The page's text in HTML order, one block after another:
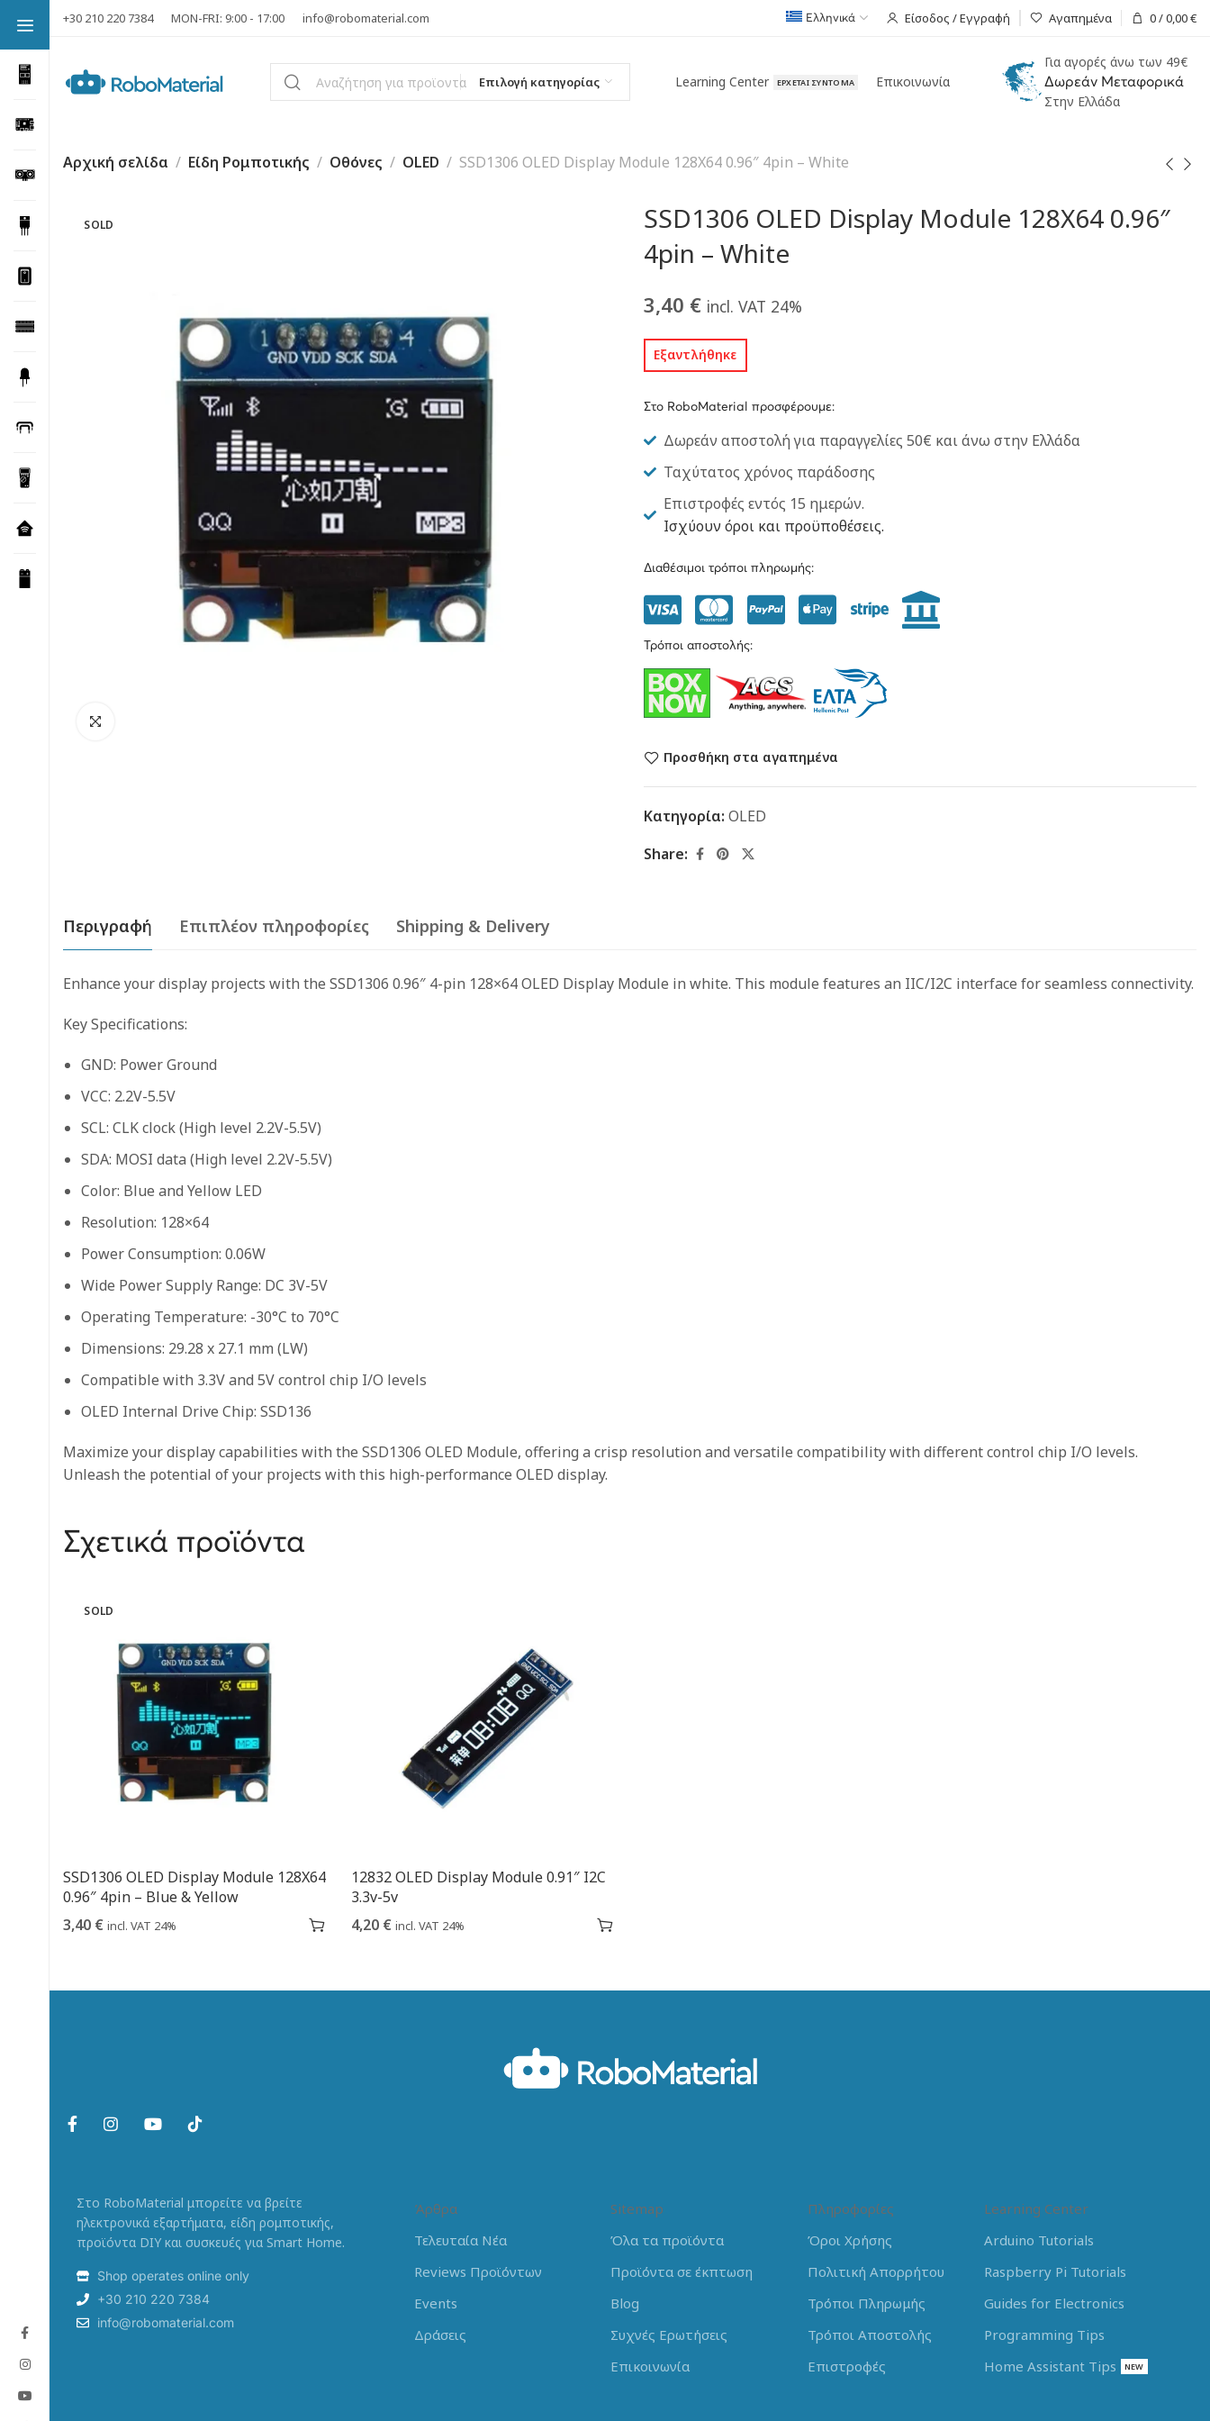
+30 210 220 7384 MON-FRI: 9:00 - 17:00 info@robomaterial.com Ελληνικά Είσοδος / Εγγραφή Αγαπημένα 0/0,00€
Επιλογή κατηγορίας Learning Center ΈΡΧΕΤΑΙ ΣΎΝΤΟΜΑ Επικοινωνία
Για αγορές άνω των 49€
Δωρεάν Μεταφορικά
Στην Ελλάδα
Αρχική σελίδα Είδη Ρομποτικής Οθόνες OLED SSD1306 OLED Display Module 128X64 0.96″ 4pin – White
SOLD
SSD1306 OLED Display Module 128X64 0.96″
4pin – White
3,40 € incl. VAT 24%
Εξαντλήθηκε
Στο RoboMaterial προσφέρουμε:
Δωρεάν αποστολή για παραγγελίες 50€ και άνω στην Ελλάδα
Ταχύτατος χρόνος παράδοσης
Επιστροφές εντός 15 ημερών.
Ισχύουν όροι και προϋποθέσεις.
Διαθέσιμοι τρόποι πληρωμής:
Τρόποι αποστολής:
Προσθήκη στα αγαπημένα
Κατηγορία: OLED
Share:
Περιγραφή Επιπλέον πληροφορίες Shipping & Delivery
Enhance your display projects with the SSD1306 0.96″ 4-pin 128×64 OLED Display Module in white. This module features an IIC/I2C interface for seamless connectivity.
Key Specifications:
GND: Power Ground
VCC: 2.2V-5.5V
SCL: CLK clock (High level 2.2V-5.5V)
SDA: MOSI data (High level 2.2V-5.5V)
Color: Blue and Yellow LED
Resolution: 128×64
Power Consumption: 0.06W
Wide Power Supply Range: DC 3V-5V
Operating Temperature: -30°C to 70°C
Dimensions: 29.28 x 27.1 mm (LW)
Compatible with 3.3V and 5V control chip I/O levels
OLED Internal Drive Chip: SSD136
Maximize your display capabilities with the SSD1306 OLED Module, offering a crisp resolution and versatile compatibility with different control chip I/O levels.
Unleash the potential of your projects with this high-performance OLED display.
Σχετικά προϊόντα
SOLD
SSD1306 OLED Display Module 128X64
0.96″ 4pin – Blue & Yellow
3,40 € incl. VAT 24%
12832 OLED Display Module 0.91″ I2C
3.3v-5v
4,20 € incl. VAT 24%
Στο RoboMaterial μπορείτε να βρείτε
ηλεκτρονικά εξαρτήματα, είδη ρομποτικής,
προϊόντα DIY και συσκευές για Smart Home.
Shop operates online only
+30 210 220 7384
info@robomaterial.com
Άρθρα
Τελευταία Νέα
Reviews Προϊόντων
Events
Δράσεις
Sitemap
Όλα τα προϊόντα
Προϊόντα σε έκπτωση
Blog
Συχνές Ερωτήσεις
Επικοινωνία
Πληροφορίες
Όροι Χρήσης
Πολιτική Απορρήτου
Τρόποι Πληρωμής
Τρόποι Αποστολής
Επιστροφές
Learning Center
Arduino Tutorials
Raspberry Pi Tutorials
Guides for Electronics
Programming Tips
Home Assistant Tips
NEW